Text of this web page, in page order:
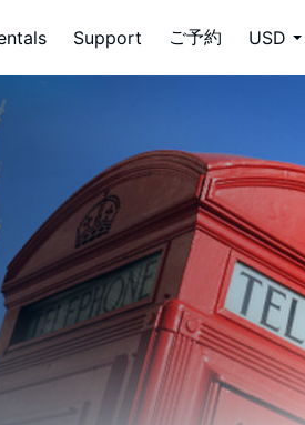
Support ご予約 USD